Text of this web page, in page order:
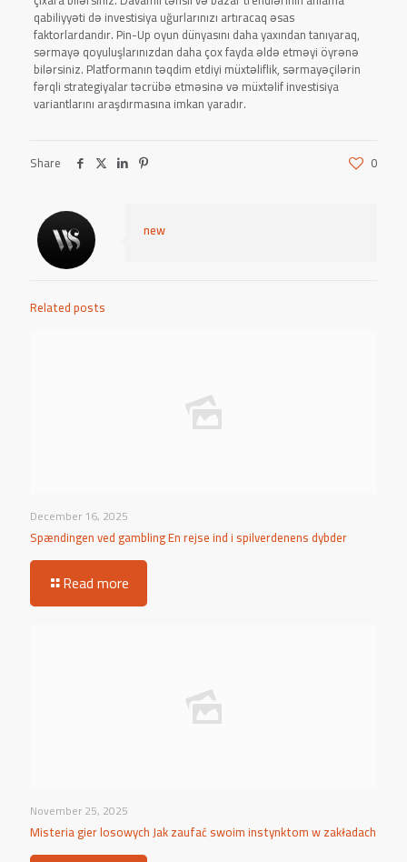
qabiliyyəti də investisiya uğurlarınızı artıracaq əsas
faktorlardandır. Pin-Up oyun dünyasını daha yaxından tanıyaraq,
sərmayə qoyuluşlarınızdan daha çox fayda əldə etməyi öyrənə
bilərsiniz. Platformanın təqdim etdiyi müxtəliflik, sərmayəçilərin
fərqli strategiyalar təcrübə etməsinə və müxtəlif investisiya
variantlarını araşdırmasına imkan yaradır.
Share 0
new
Related posts
December 16, 2025
Spændingen ved gambling En rejse ind i spilverdenens dybder
Read more
November 25, 2025
Misteria gier losowych Jak zaufać swoim instynktom w zakładach